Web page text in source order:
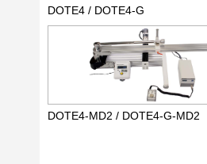
DOTE4 / DOTE4-G
DOTE4-MD2 / DOTE4-G-MD2